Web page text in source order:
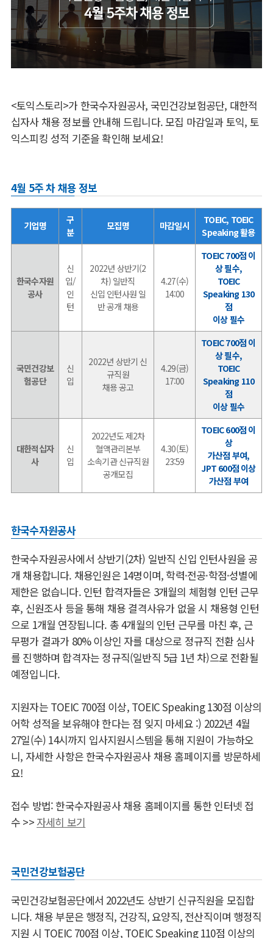
<토익스토리>가 한국수자원공사, 국민건강보험공단, 대한적
십자사 채용 정보를 안내해 드립니다. 모집 마감일과 토익, 토
익스피킹 성적 기준을 확인해 보세요!
4월 5주 차 채용 정보
기업명
구
분
모집명 마감일시
TOEIC, TOEIC
Speaking 활용
한국수자원
공사
신
입/
인
턴
2022년 상반기(2
차) 일반직
신입 인턴사원 일
반 공개 채용
4.27(수)
14:00
TOEIC 700점 이
상 필수,
TOEIC
Speaking 130
점
이상 필수
국민건강보
험공단
신
입
2022년 상반기 신
규직원
채용 공고
4.29(금)
17:00
TOEIC 700점 이
상 필수,
TOEIC
Speaking 110
점
이상 필수
대한적십자
사
신
입
2022년도 제2차
혈액관리본부
소속기관 신규직원
공개모집
4.30(토)
23:59
TOEIC 600점 이
상
가산점 부여,
JPT 600점 이상
가산점 부여
한국수자원공사
한국수자원공사에서 상반기(2차) 일반직 신입 인턴사원을 공
개 채용합니다. 채용인원은 14명이며, 학력·전공·학점·성별에
제한은 없습니다. 인턴 합격자들은 3개월의 체험형 인턴 근무
후, 신원조사 등을 통해 채용 결격사유가 없을 시 채용형 인턴
으로 1개월 연장됩니다. 총 4개월의 인턴 근무를 마친 후, 근
무평가 결과가 80% 이상인 자를 대상으로 정규직 전환 심사
를 진행하며 합격자는 정규직(일반직 5급 1년 차)으로 전환될
예정입니다.
지원자는 TOEIC 700점 이상, TOEIC Speaking 130점 이상의
어학 성적을 보유해야 한다는 점 잊지 마세요 :) 2022년 4월
27일(수) 14시까지 입사지원시스템을 통해 지원이 가능하오
니, 자세한 사항은 한국수자원공사 채용 홈페이지를 방문하세
요!
접수 방법: 한국수자원공사 채용 홈페이지를 통한 인터넷 접
수 >> 자세히 보기
국민건강보험공단
국민건강보험공단에서 2022년도 상반기 신규직원을 모집합
니다. 채용 부문은 행정직, 건강직, 요양직, 전산직이며 행정직
지원 시 TOEIC 700점 이상, TOEIC Speaking 110점 이상의